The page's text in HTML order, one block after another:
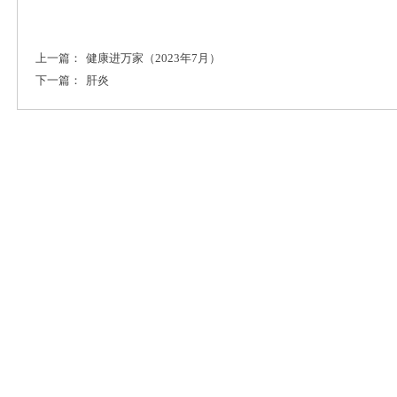
上一篇：
健康进万家（2023年7月）
下一篇：
肝炎